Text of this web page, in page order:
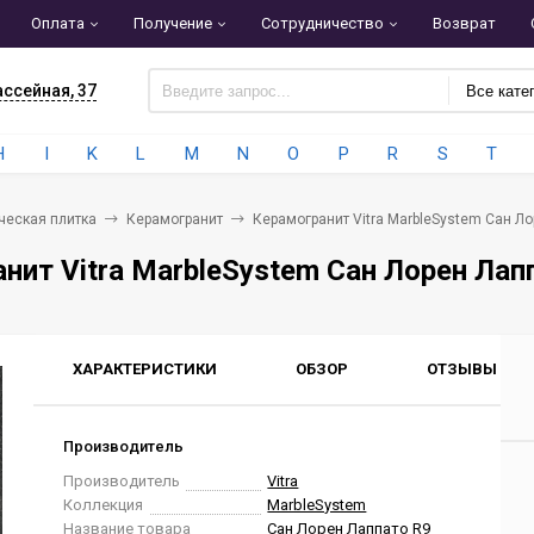
Оплата Получение Сотрудничество Возврат
37 Все
I K L M N O P R S T
плитка Керамогранит Керамогранит Vitra MarbleSystem Сан
Vitra MarbleSystem Сан Лорен
ХАРАКТЕРИСТИКИ ОБЗОР ОТЗЫВЫ
Производитель
Производитель
Vitra
Коллекция
MarbleSystem
Название товара
Сан Лорен Лаппато R9